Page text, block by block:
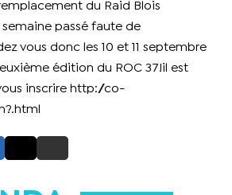
du Raid Blois
semaine passé faute de
vous donc les 10 et 11 septembre
édition du ROC 37!il est
inscrire http://co-